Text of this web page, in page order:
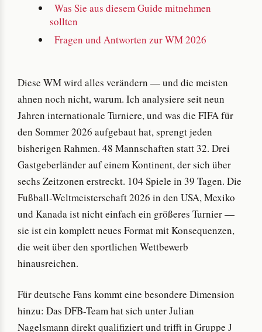
Was Sie aus diesem Guide mitnehmen
sollten
Fragen und Antworten zur WM 2026
Diese WM wird alles verändern — und die meisten
ahnen noch nicht, warum. Ich analysiere seit neun
Jahren internationale Turniere, und was die FIFA für
den Sommer 2026 aufgebaut hat, sprengt jeden
bisherigen Rahmen. 48 Mannschaften statt 32. Drei
Gastgeberländer auf einem Kontinent, der sich über
sechs Zeitzonen erstreckt. 104 Spiele in 39 Tagen. Die
Fußball-Weltmeisterschaft 2026 in den USA, Mexiko
und Kanada ist nicht einfach ein größeres Turnier —
sie ist ein komplett neues Format mit Konsequenzen,
die weit über den sportlichen Wettbewerb
hinausreichen.
Für deutsche Fans kommt eine besondere Dimension
hinzu: Das DFB-Team hat sich unter Julian
Nagelsmann direkt qualifiziert und trifft in Gruppe J